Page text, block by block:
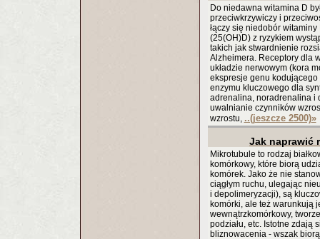
Do niedawna witamina D
przeciwkrzywiczy i
łączy się niedobór
(25(OH)D) z ryzykiem
takich jak stwardnienie
Alzheimera. Receptory dla
układzie nerwowym (kora
ekspresje genu
enzymu kluczowego dla
adrenalina, noradrenalina i
uwalnianie czynników
wzrostu, ..(jeszcze 2500)»
Jak naprawić
Mikrotubule to rodzaj
komórkowy, które biorą
komórek. Jako że nie
ciągłym ruchu, ulegając
i depolimeryzacji), są
komórki, ale też warunkują
wewnątrzkomórkowy,
podziału, etc. Istotne zdają
bliznowacenia - wszak